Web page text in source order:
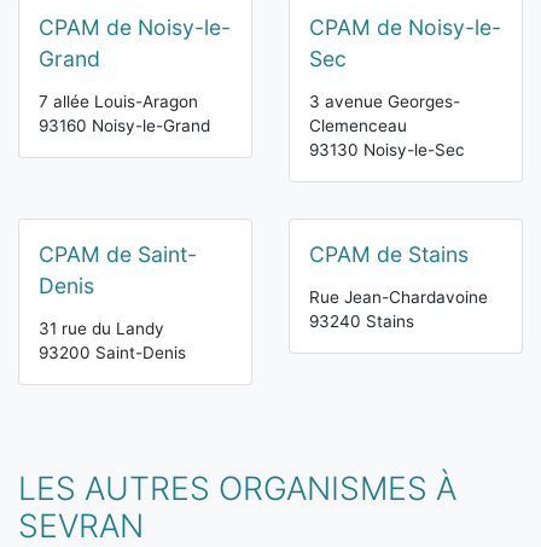
CPAM de Noisy-le-
Grand
7 allée Louis-Aragon
93160 Noisy-le-Grand
CPAM de Noisy-le-
Sec
3 avenue Georges-
Clemenceau
93130 Noisy-le-Sec
CPAM de Saint-
Denis
31 rue du Landy
93200 Saint-Denis
CPAM de Stains
Rue Jean-Chardavoine
93240 Stains
LES AUTRES ORGANISMES À
SEVRAN